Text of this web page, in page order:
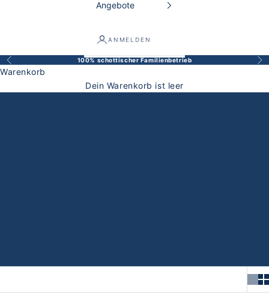
Angebote
ANMELDEN
Zurück 100% schottischer Familienbetrieb Vor
Warenkorb
Dein Warenkorb ist leer